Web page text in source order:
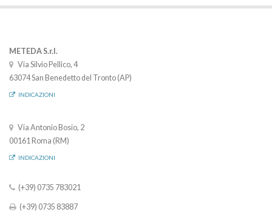
METEDA S.r.l.
Via Silvio Pellico, 4
63074 San Benedetto del Tronto (AP)
INDICAZIONI
Via Antonio Bosio, 2
00161 Roma (RM)
INDICAZIONI
(+39) 0735 783021
(+39) 0735 83887